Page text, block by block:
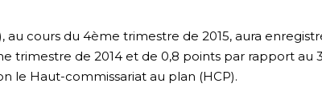
au cours du 4ème trimestre de 2015, aura
trimestre de 2014 et de 0,8 points par rapport au
le Haut-commissariat au plan (HCP).